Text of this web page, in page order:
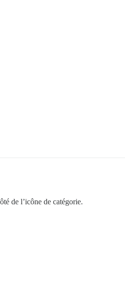
de l’icône de catégorie.